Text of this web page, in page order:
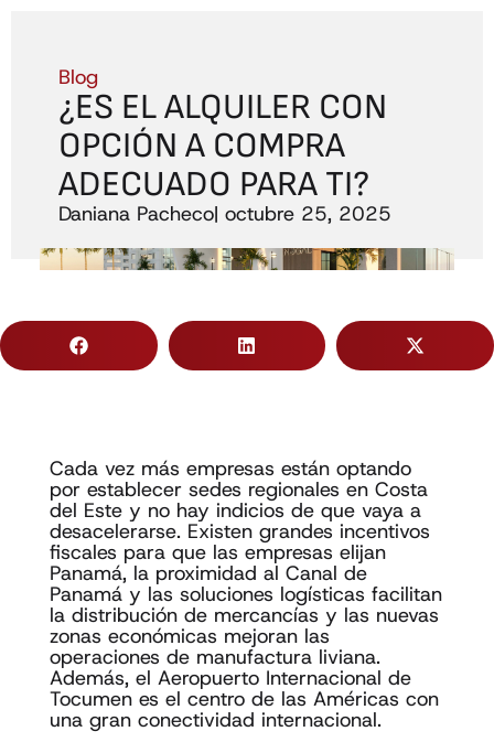
Blog
¿ES EL ALQUILER CON
OPCIÓN A COMPRA
ADECUADO PARA TI?
Daniana Pacheco| octubre 25, 2025
Cada vez más empresas están optando
por establecer sedes regionales en Costa
del Este y no hay indicios de que vaya a
desacelerarse. Existen grandes incentivos
fiscales para que las empresas elijan
Panamá, la proximidad al Canal de
Panamá y las soluciones logísticas facilitan
la distribución de mercancías y las nuevas
zonas económicas mejoran las
operaciones de manufactura liviana.
Además, el Aeropuerto Internacional de
Tocumen es el centro de las Américas con
una gran conectividad internacional.